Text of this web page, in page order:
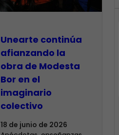
Unearte continúa
afianzando la
obra de Modesta
Bor en el
imaginario
colectivo
18 de junio de 2026